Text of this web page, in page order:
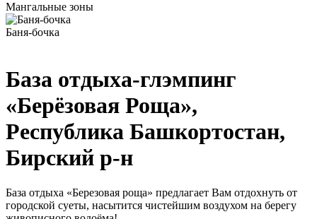
Мангальные зоны
Баня-бочка
База отдыха-глэмпинг
«Берёзовая Роща»,
Республика Башкортостан,
Бирский р‑н
База отдыха «Березовая роща» предлагает Вам отдохнуть от
городской суеты, насытится чистейшим воздухом на берегу